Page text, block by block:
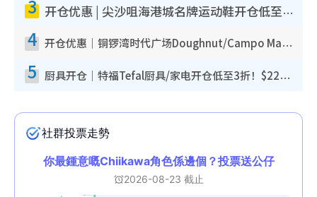
3 开仓优惠 | 尖沙咀海港城名牌运动鞋开仓低至1折！On鞋$899起/Joy&Peace鞋履$98起
4 开仓优惠｜铜锣湾时代广场Doughnut/Campo Marzio开仓低至1折！背囊、书包、手袋劈价$200起
5 厨具开仓｜特福Tefal厨具/家电开仓低至3折！$220起买平底锅/炒锅/汤锅！电饭煲/吸尘器/挂烫机$418起